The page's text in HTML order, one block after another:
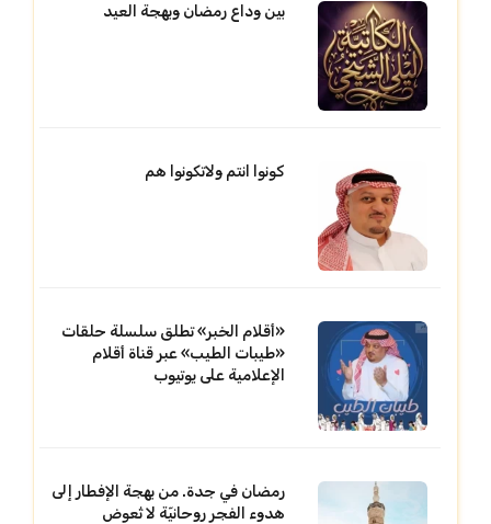
بين وداع رمضان وبهجة العيد
كونوا انتم ولاتكونوا هم
«أقلام الخبر» تطلق سلسلة حلقات
«طيبات الطيب» عبر قناة أقلام
الإعلامية على يوتيوب
رمضان في جدة. من بهجة الإفطار إلى
هدوء الفجر روحانيّة لا تُعوض